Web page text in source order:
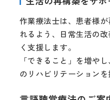
作業療法士は、患者様
れるよう、日常生活の
く支援します。
「できること」を増や
のリハビリテーションを